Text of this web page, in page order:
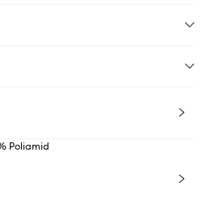
Poliamid